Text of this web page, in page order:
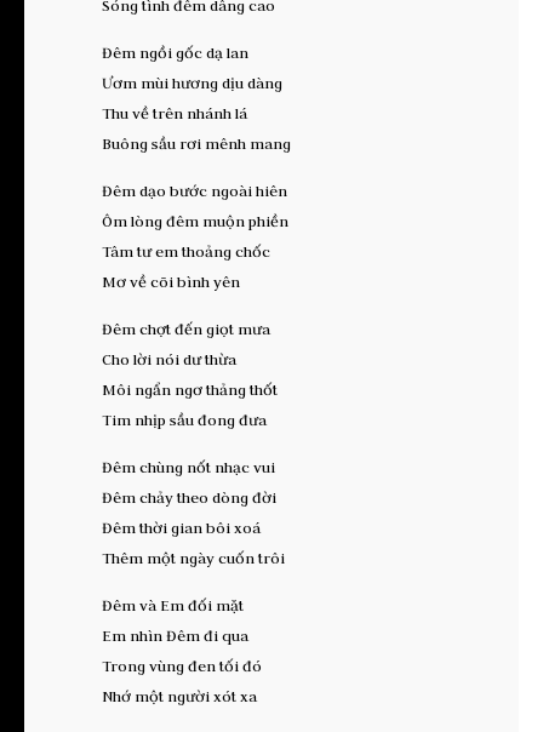
Sóng tình đêm dâng cao
Đêm ngồi gốc dạ lan
Ươm mùi hương dịu dàng
Thu về trên nhánh lá
Buông sầu rơi mênh mang
Đêm dạo bước ngoài hiên
Ôm lòng đêm muộn phiền
Tâm tư em thoảng chốc
Mơ về cõi bình yên
Đêm chợt đến giọt mưa
Cho lời nói dư thừa
Môi ngẩn ngơ thảng thốt
Tim nhịp sầu đong đưa
Đêm chùng nốt nhạc vui
Đêm chảy theo dòng đời
Đêm thời gian bôi xoá
Thêm một ngày cuốn trôi
Đêm và Em đối mặt
Em nhìn Đêm đi qua
Trong vùng đen tối đó
Nhớ một người xót xa